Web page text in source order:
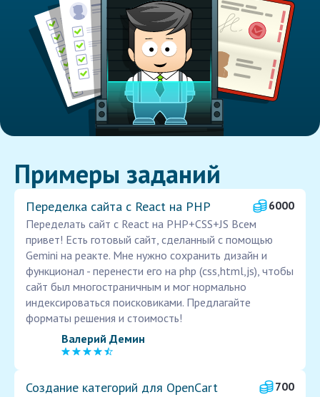
Примеры заданий
Переделка сайта с React на PHP
6000
Переделать сайт с React на PHP+CSS+JS Всем
привет! Есть готовый сайт, сделанный с помощью
Gemini на реакте. Мне нужно сохранить дизайн и
функционал - перенести его на php (css,html,js), чтобы
сайт был многостраничным и мог нормально
индексироваться поисковиками. Предлагайте
форматы решения и стоимость!
Валерий Демин
Создание категорий для OpenCart
700